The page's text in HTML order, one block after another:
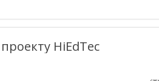
HiEdTec